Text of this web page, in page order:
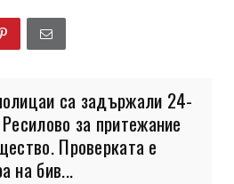
са задържали 24-
за притежание
Проверката е
на бив...